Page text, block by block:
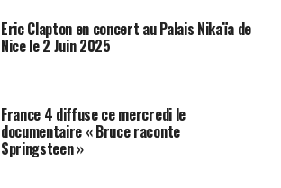
ERIC CLAPTON JIMI HENDRIX
Eric Clapton en concert au Palais Nikaïa de
Nice le 2 Juin 2025
France 4 diffuse ce mercredi le
documentaire « Bruce raconte
Springsteen »